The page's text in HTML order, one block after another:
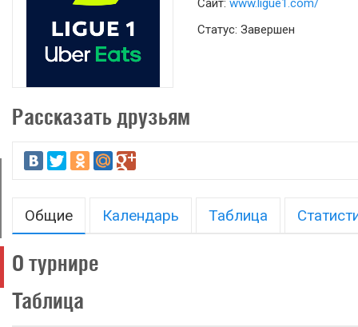
Сайт: www.ligue1.com/
Статус: Завершен
Рассказать друзьям
Общие Календарь Таблица
О турнире
Таблица